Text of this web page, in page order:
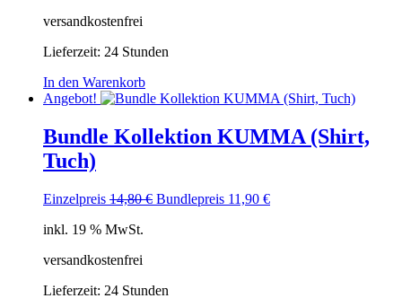
versandkostenfrei
Lieferzeit: 24 Stunden
In den Warenkorb
Angebot!
Bundle Kollektion KUMMA (Shirt,
Tuch)
Einzelpreis 14,80€ Ursprünglicher
Bundlepreis 11,90 €Aktueller
inkl. 19 % MwSt.
versandkostenfrei
Lieferzeit: 24 Stunden